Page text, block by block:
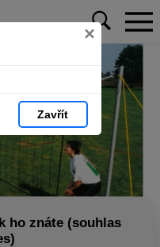
×
Zavřít
ho znáte (souhlas